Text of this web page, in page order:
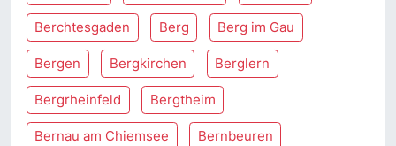
Berchtesgaden Berg Berg im Gau
Bergen Bergkirchen Berglern
Bergrheinfeld Bergtheim
Bernau am Chiemsee Bernbeuren